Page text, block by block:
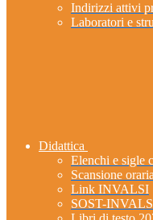
Indirizzi attivi
Laboratori e
Didattica
Elenchi e sigle
Scansione
Link INVALSI
SOST-